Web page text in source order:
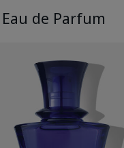
de Parfum